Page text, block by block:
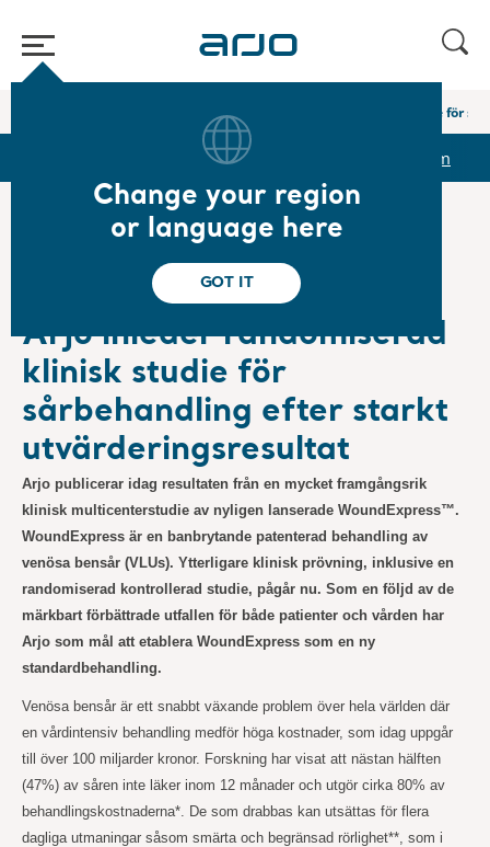
Change your region
or language here
GOT IT
Arjo inleder randomiserad klinisk studie för
Reports & Presentations Newsroom
2020-02-27 Subscription
Arjo inleder randomiserad
klinisk studie för
sårbehandling efter starkt
utvärderingsresultat
Arjo publicerar idag resultaten från en mycket framgångsrik
klinisk multicenterstudie av nyligen lanserade WoundExpress™.
WoundExpress är en banbrytande patenterad behandling av
venösa bensår (VLUs). Ytterligare klinisk prövning, inklusive en
randomiserad kontrollerad studie, pågår nu. Som en följd av de
märkbart förbättrade utfallen för både patienter och vården har
Arjo som mål att etablera WoundExpress som en ny
standardbehandling.
Venösa bensår är ett snabbt växande problem över hela världen där
en vårdintensiv behandling medför höga kostnader, som idag uppgår
till över 100 miljarder kronor. Forskning har visat att nästan hälften
(47%) av såren inte läker inom 12 månader och utgör cirka 80% av
behandlingskostnaderna*. De som drabbas kan utsättas för flera
dagliga utmaningar såsom smärta och begränsad rörlighet**, som i